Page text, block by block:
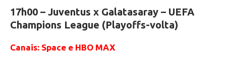
17h00 – Juventus x Galatasaray – UEFA
Champions League (Playoffs-volta)
Canais: Space e HBO MAX